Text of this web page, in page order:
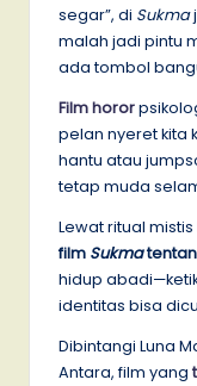
segar”, di Sukma
malah jadi pintu
ada tombol
Film horor
pelan nyeret kita
hantu atau
tetap muda
Lewat ritual
film Sukma
hidup
identitas bisa
Dibintangi Luna
Antara, film yang